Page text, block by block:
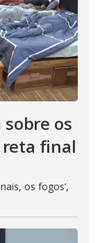
os
reta final
os fogos’,